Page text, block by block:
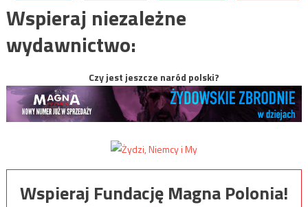
Wspieraj niezależne
wydawnictwo:
Czy jest jeszcze naród polski?
Wspieraj Fundację Magna Polonia!